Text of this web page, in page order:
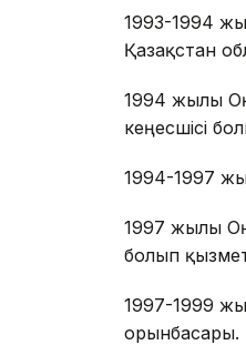
1993-1994
Қазақстан
1994 жылы
кеңесшісі
1994-1997
1997 жылы
болып
1997-1999
орынбасары.